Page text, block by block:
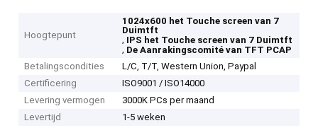
Hoogtepunt
1024x600 het Touche screen van 7
Duimtft
, IPS het Touche screen van 7 Duimtft
, De Aanrakingscomité van TFT PCAP
Betalingscondities
L/C, T/T, Western Union, Paypal
Certificering
ISO9001 / ISO14000
Levering vermogen
3000K PCs per maand
Levertijd
1-5 weken